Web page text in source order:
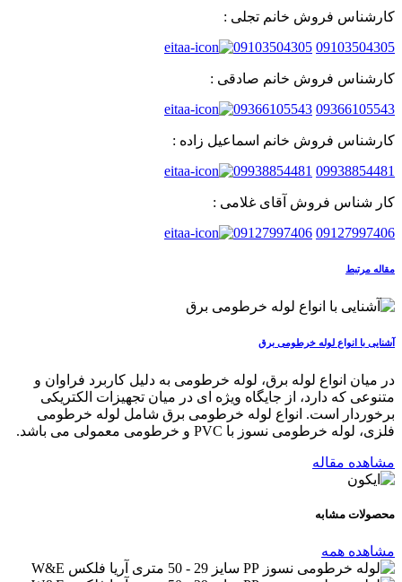
کارشناس فروش خانم تجلی :
09103504305
09103504305
کارشناس فروش خانم صادقی :
09366105543
09366105543
کارشناس فروش خانم اسماعیل زاده :
09938854481
09938854481
کار شناس فروش آقای غلامی :
09127997406
09127997406
مقاله مرتبط
آشنایی با انواع لوله خرطومی برق
در میان انواع لوله برق، لوله خرطومی به دلیل کاربرد فراوان و
متنوعی که دارد، از جایگاه ویژه ای در میان تجهیزات الکتریکی
برخوردار است. انواع لوله خرطومی برق شامل لوله خرطومی
فلزی، لوله خرطومی نسوز با PVC و خرطومی معمولی می باشد.
مشاهده مقاله
محصولات مشابه
مشاهده همه